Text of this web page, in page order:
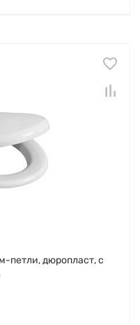
петли, дюропласт, с